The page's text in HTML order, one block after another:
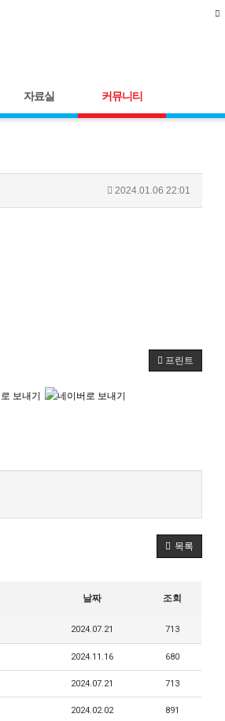
자료실 커뮤니티
2024.01.06 22:01
프린트
목록
날짜 조회
2024.07.21 713
2024.11.16 680
2024.07.21 713
2024.02.02 891